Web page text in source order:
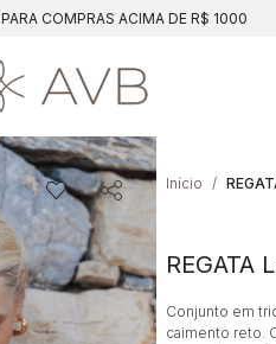
COMPRAS ACIMA DE R$ 1000
Início
REGATA
Conjunto em
caimento reto.